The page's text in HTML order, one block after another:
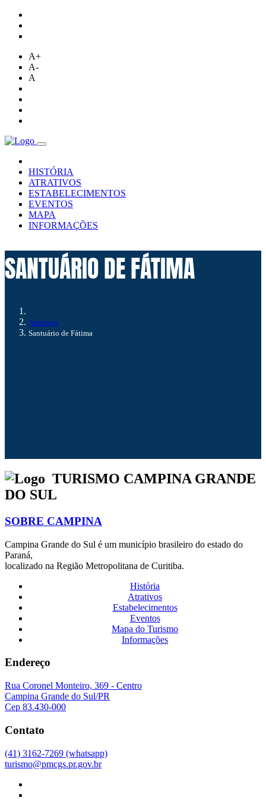
A+
A-
A
HISTÓRIA
ATRATIVOS
ESTABELECIMENTOS
EVENTOS
MAPA
INFORMAÇÕES
SANTUÁRIO DE FÁTIMA
Atrativos
Santuário de Fátima
TURISMO CAMPINA GRANDE
DO SUL
SOBRE CAMPINA
Campina Grande do Sul é um município brasileiro do estado do
Paraná,
localizado na Região Metropolitana de Curitiba.
História
Atrativos
Estabelecimentos
Eventos
Mapa do Turismo
Informações
Endereço
Rua Coronel Monteiro, 369 - Centro
Campina Grande do Sul/PR
Cep 83.430-000
Contato
(41) 3162-7269 (whatsapp)
turismo@pmcgs.pr.gov.br